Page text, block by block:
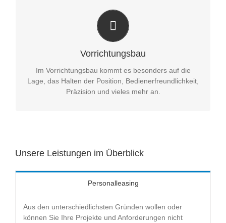
Vorrichtungsbau
Im Vorrichtungsbau kommt es besonders auf die
Lage, das Halten der Position, Bedienerfreundlichkeit,
Präzision und vieles mehr an.
Die Positionierung macht's aus
Die Erfahrung aus den unterschiedlichsten Projekten
verschiedenster Kunden helfen bei Ihrer Vorrichtung.
nehmen Ihren Einfluss auf die Vorrichtung.
Unsere Leistungen im Überblick
Personalleasing
Aus den unterschiedlichsten Gründen wollen oder
können Sie Ihre Projekte und Anforderungen nicht